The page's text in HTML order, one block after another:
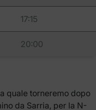
17:15
20:00
quale torneremo dopo
da Sarria, per la N-